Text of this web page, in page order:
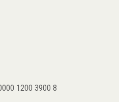
1200 3900 8